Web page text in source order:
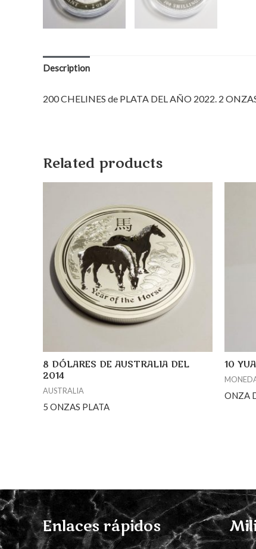
Description
200 CHELINES de PLATA DEL AÑO 2022. 2
Related products
8 DÓLARES DE AUSTRALIA DEL
2014
AUSTRALIA
5 ONZAS PLATA
10
ONZA
Enlaces rápidos